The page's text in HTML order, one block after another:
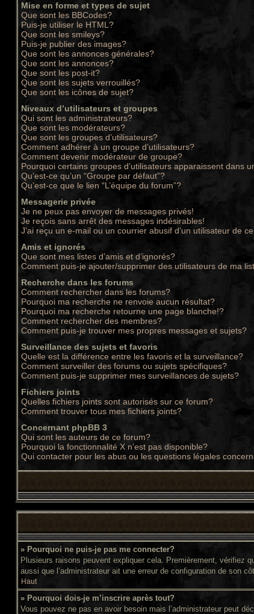
Mise en forme et types de sujet
Que sont les BBCodes?
Puis-je utiliser le HTML?
Que sont les smileys?
Puis-je publier des images?
Que sont les annonces générales?
Que sont les annonces?
Que sont les post-it?
Que sont les sujets verrouillés?
Que sont les icônes de sujet?
Niveaux d’utilisateurs et groupes
Qui sont les administrateurs?
Que sont les modérateurs?
Que sont les groupes d’utilisateurs?
Comment adhérer à un groupe d’utilisateurs?
Comment devenir modérateur de groupe?
Pourquoi certains groupes d’utilisateurs apparaissent dans
Qu’est-ce qu’un “Groupe par défaut”?
Qu’est-ce que le lien “L’équipe du forum”?
Messagerie privée
Je ne peux pas envoyer de messages privés!
Je reçois sans arrêt des messages indésirables!
J’ai reçu un e-mail ou un courrier abusif d’un utilisateur de
Amis et ignorés
Que sont mes listes d’amis et d’ignorés?
Comment puis-je ajouter/supprimer des utilisateurs de ma
Recherche dans les forums
Comment rechercher dans les forums?
Pourquoi ma recherche ne renvoie aucun résultat?
Pourquoi ma recherche retourne une page blanche!?
Comment rechercher des membres?
Comment puis-je trouver mes propres messages et sujets?
Surveillance des sujets et favoris
Quelle est la différence entre les favoris et la surveillance?
Comment surveiller des forums ou sujets spécifiques?
Comment puis-je supprimer mes surveillances de sujets?
Fichiers joints
Quelles fichiers joints sont autorisés sur ce forum?
Comment trouver tous mes fichiers joints?
Concernant phpBB 3
Qui sont les auteurs de ce forum?
Pourquoi la fonctionnalité X n’est pas disponible?
Qui contacter pour les abus ou les questions légales
» Pourquoi ne puis-je pas me connecter?
Plusieurs raisons peuvent expliquer cela. Premièrement, vérifiez
aussi que l’administrateur ait une erreur de configuration de son
Haut
» Pourquoi dois-je m’inscrire après tout?
Vous pouvez ne pas en avoir besoin mais l’administrateur peut